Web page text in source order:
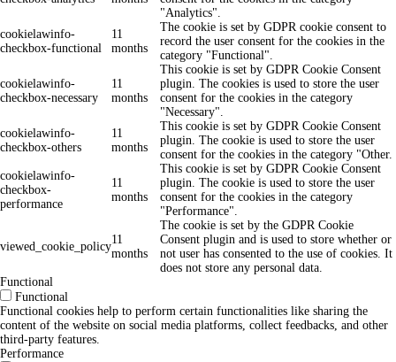
"Analytics".
cookielawinfo-
checkbox-functional
11
months
The cookie is set by GDPR cookie consent to
record the user consent for the cookies in the
category "Functional".
cookielawinfo-
checkbox-necessary
11
months
This cookie is set by GDPR Cookie Consent
plugin. The cookies is used to store the user
consent for the cookies in the category
"Necessary".
cookielawinfo-
checkbox-others
11
months
This cookie is set by GDPR Cookie Consent
plugin. The cookie is used to store the user
consent for the cookies in the category "Other.
cookielawinfo-
checkbox-
performance
11
months
This cookie is set by GDPR Cookie Consent
plugin. The cookie is used to store the user
consent for the cookies in the category
"Performance".
viewed_cookie_policy
11
months
The cookie is set by the GDPR Cookie
Consent plugin and is used to store whether or
not user has consented to the use of cookies. It
does not store any personal data.
Functional
Functional
Functional cookies help to perform certain functionalities like sharing the
content of the website on social media platforms, collect feedbacks, and other
third-party features.
Performance